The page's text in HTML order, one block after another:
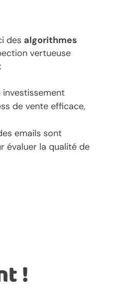
des algorithmes
vertueuse
investissement
de vente efficace,
emails sont
évaluer la qualité de
!